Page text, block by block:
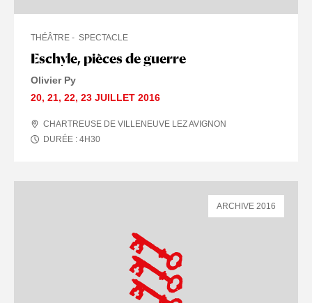
Eschyle, pièces de guerre
THÉÂTRE SPECTACLE
Olivier Py
20, 21, 22, 23 JUILLET 2016
CHARTREUSE DE VILLENEUVE LEZ AVIGNON
DURÉE : 4H30
ARCHIVE 2016